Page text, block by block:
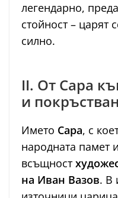
легендарно,
стойност – царят
силно.
II. От Сара
и
Името Сара, с
народната памет
всъщност
на Иван Вазов. В